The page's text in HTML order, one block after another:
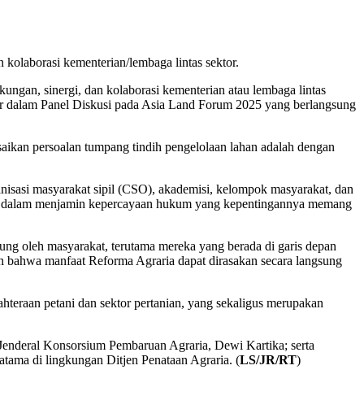
kementerian/lembaga lintas sektor.
sinergi, dan kolaborasi kementerian atau lembaga lintas
dalam Panel Diskusi pada Asia Land Forum 2025 yang berlangsung
persoalan tumpang tindih pengelolaan lahan adalah dengan
masyarakat sipil (CSO), akademisi, kelompok masyarakat, dan
menjamin kepercayaan hukum yang kepentingannya memang
oleh masyarakat, terutama mereka yang berada di garis depan
manfaat Reforma Agraria dapat dirasakan secara langsung
petani dan sektor pertanian, yang sekaligus merupakan
Konsorsium Pembaruan Agraria, Dewi Kartika; serta
di lingkungan Ditjen Penataan Agraria. (LS/JR/RT)